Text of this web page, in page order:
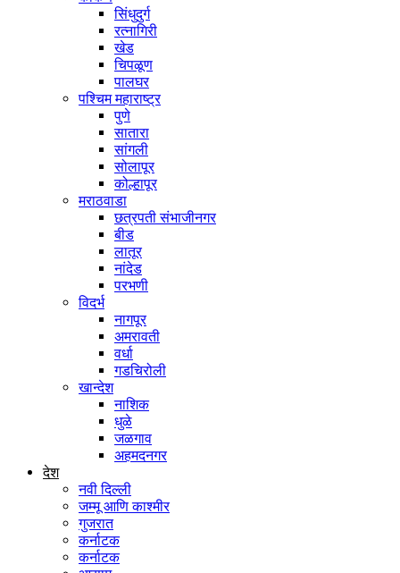
सिंधुदुर्ग
रत्नागिरी
खेड
चिपळूण
पालघर
पश्चिम महाराष्ट्र
पुणे
सातारा
सांगली
सोलापूर
कोल्हापूर
मराठवाडा
छत्रपती संभाजीनगर
बीड
लातूर
नांदेड
परभणी
विदर्भ
नागपूर
अमरावती
वर्धा
गडचिरोली
खान्देश
नाशिक
धुळे
जळगाव
अहमदनगर
देश
नवी दिल्ली
जम्मू आणि काश्मीर
गुजरात
कर्नाटक
कर्नाटक